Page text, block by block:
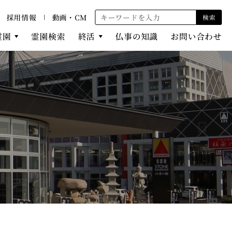
霊園検索 終活 仏事の知識 お問い合わせ
採用情報 動画・CM 検索